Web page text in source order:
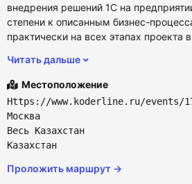
внедрения решений 1С на
степени к описанным бизнес-
практически на всех этапах проекта
Читать дальше
Местоположение
Https://www.koderline.ru/events/
Москва
Весь Казахстан
Казахстан
Проложить маршрут →